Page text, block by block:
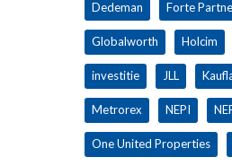
Dedeman Forte
Globalworth Holcim
investitie JLL
Metrorex NEPI
One United Properties